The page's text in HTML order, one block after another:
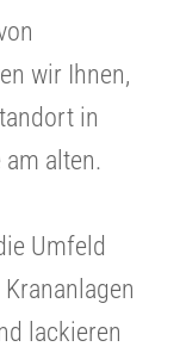
wir Ihnen,
in
alten.
Umfeld
lackieren